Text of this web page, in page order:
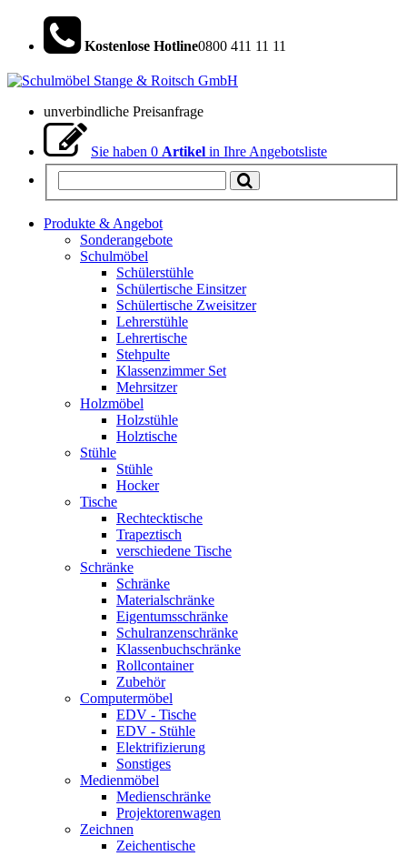
Kostenlose Hotline0800 411 11 11
unverbindliche Preisanfrage
Sie haben 0 Artikel in Ihre Angebotsliste
Produkte & Angebot
Sonderangebote
Schulmöbel
Schülerstühle
Schülertische Einsitzer
Schülertische Zweisitzer
Lehrerstühle
Lehrertische
Stehpulte
Klassenzimmer Set
Mehrsitzer
Holzmöbel
Holzstühle
Holztische
Stühle
Stühle
Hocker
Tische
Rechtecktische
Trapeztisch
verschiedene Tische
Schränke
Schränke
Materialschränke
Eigentumsschränke
Schulranzenschränke
Klassenbuchschränke
Rollcontainer
Zubehör
Computermöbel
EDV - Tische
EDV - Stühle
Elektrifizierung
Sonstiges
Medienmöbel
Medienschränke
Projektorenwagen
Zeichnen
Zeichentische